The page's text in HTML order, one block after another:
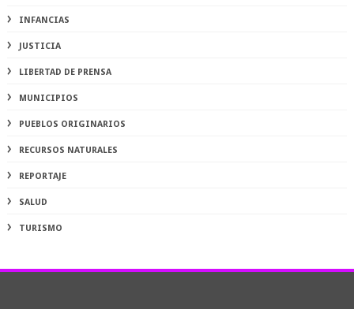
INFANCIAS
JUSTICIA
LIBERTAD DE PRENSA
MUNICIPIOS
PUEBLOS ORIGINARIOS
RECURSOS NATURALES
REPORTAJE
SALUD
TURISMO